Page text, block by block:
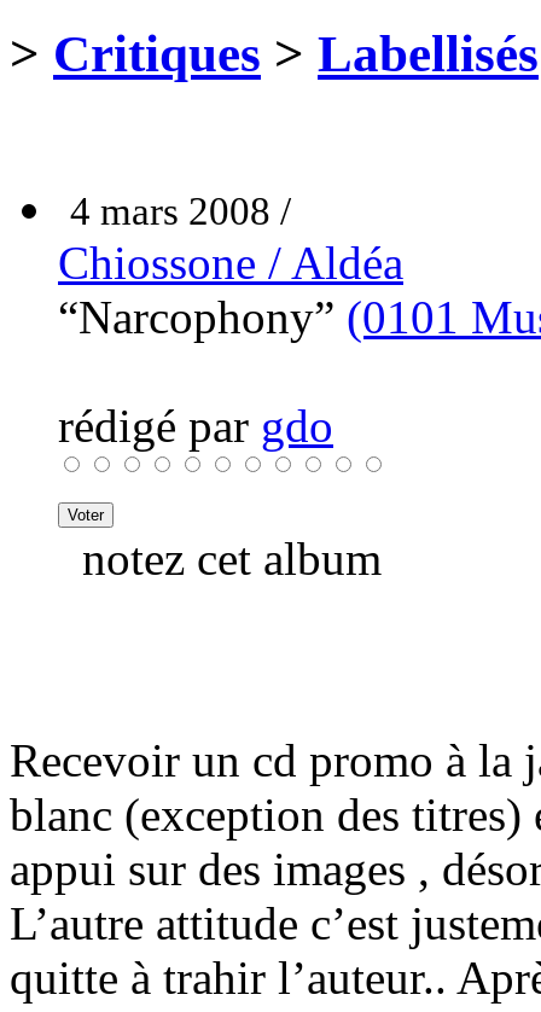
> Critiques > Labellisés
4 mars 2008 /
Chiossone / Aldéa
“Narcophony” (0101
rédigé par gdo
notez cet album
Recevoir un cd promo à la
blanc (exception des titres)
appui sur des images ,
L’autre attitude c’est
quitte à trahir l’auteur..